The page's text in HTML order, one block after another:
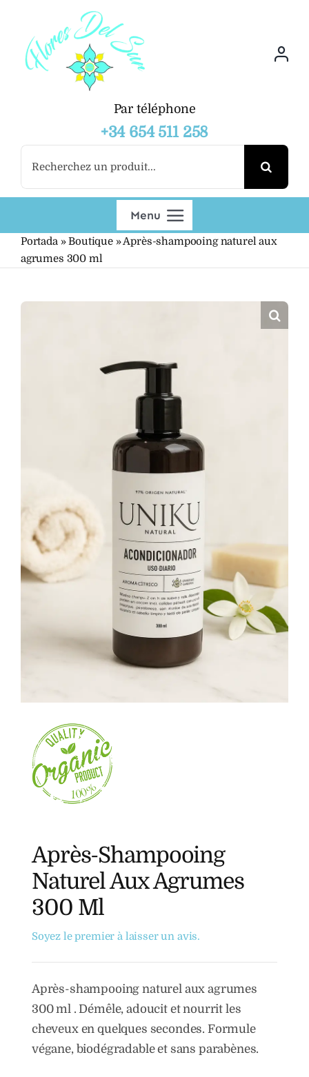
content
Par téléphone
+34 654 511 258
for:
Menu
Boutique
Grossiste
Portada»Boutique»Après-shampooing naturel aux
agrumes 300 ml
Après-Shampooing
Naturel Aux Agrumes
300 Ml
Soyez le premier à laisser un avis.
Après-shampooing naturel aux agrumes
300 ml . Démêle, adoucit et nourrit les
cheveux en quelques secondes. Formule
végane, biodégradable et sans parabènes.